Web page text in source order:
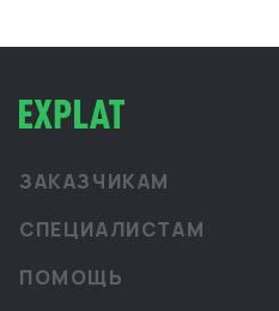
ЗАКАЗЧИКАМ
СПЕЦИАЛИСТАМ
ПОМОЩЬ